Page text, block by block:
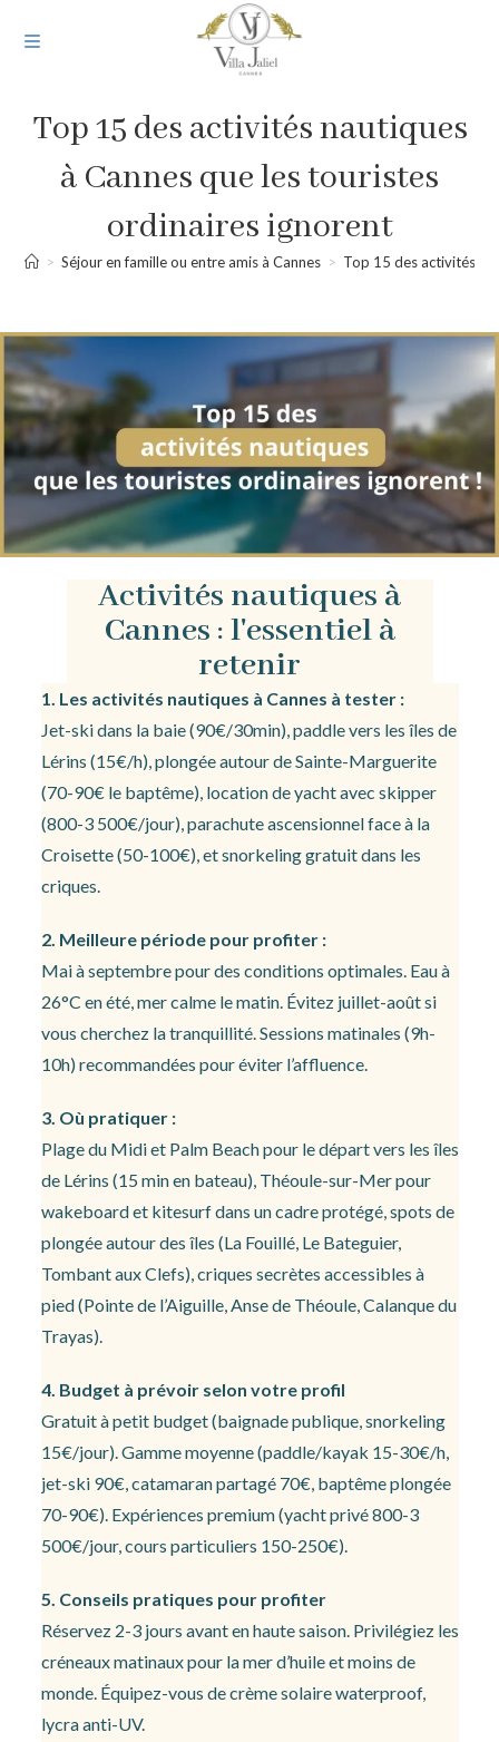
Top 15 des activités nautiques
à Cannes que les touristes
ordinaires ignorent
> Séjour en famille ou entre amis à Cannes > Top 15 des activités
Activités nautiques à
Cannes : l'essentiel à
retenir
1. Les activités nautiques à Cannes à tester :
Jet-ski dans la baie (90€/30min), paddle vers les îles de
Lérins (15€/h), plongée autour de Sainte-Marguerite
(70-90€ le baptême), location de yacht avec skipper
(800-3 500€/jour), parachute ascensionnel face à la
Croisette (50-100€), et snorkeling gratuit dans les
criques.
2. Meilleure période pour profiter :
Mai à septembre pour des conditions optimales. Eau à
26°C en été, mer calme le matin. Évitez juillet-août si
vous cherchez la tranquillité. Sessions matinales (9h-
10h) recommandées pour éviter l’affluence.
3. Où pratiquer :
Plage du Midi et Palm Beach pour le départ vers les îles
de Lérins (15 min en bateau), Théoule-sur-Mer pour
wakeboard et kitesurf dans un cadre protégé, spots de
plongée autour des îles (La Fouillé, Le Bateguier,
Tombant aux Clefs), criques secrètes accessibles à
pied (Pointe de l’Aiguille, Anse de Théoule, Calanque du
Trayas).
4. Budget à prévoir selon votre profil
Gratuit à petit budget (baignade publique, snorkeling
15€/jour). Gamme moyenne (paddle/kayak 15-30€/h,
jet-ski 90€, catamaran partagé 70€, baptême plongée
70-90€). Expériences premium (yacht privé 800-3
500€/jour, cours particuliers 150-250€).
5. Conseils pratiques pour profiter
Réservez 2-3 jours avant en haute saison. Privilégiez les
créneaux matinaux pour la mer d’huile et moins de
monde. Équipez-vous de crème solaire waterproof,
lycra anti-UV.